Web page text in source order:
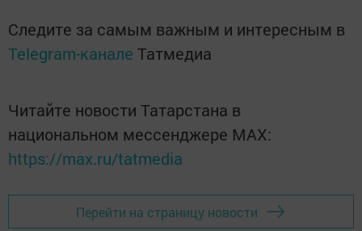
Следите за самым важным и интересным в
Telegram-канале Татмедиа
Читайте новости Татарстана в
национальном мессенджере MАХ:
https://max.ru/tatmedia
Перейти на страницу новости